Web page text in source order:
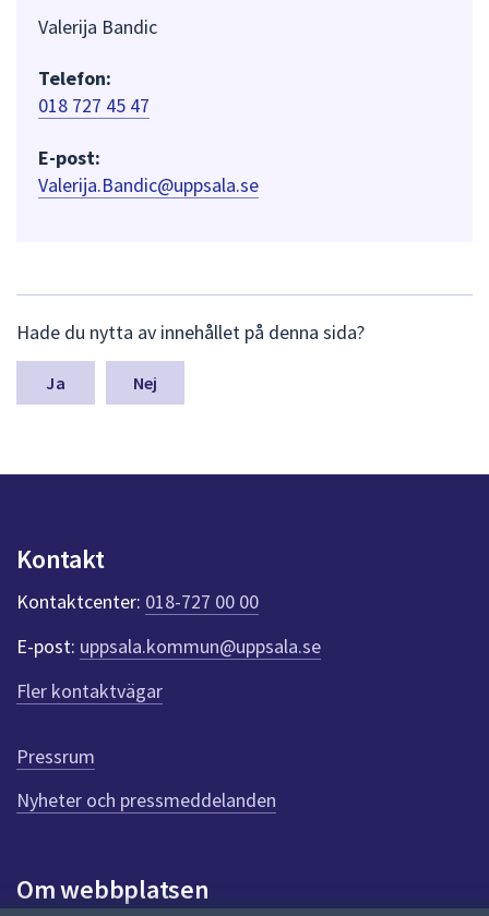
Valerija Bandic
Telefon:
018 727 45 47
E-post:
Valerija.Bandic@uppsala.se
ä
m
a
n
k
e
r
f
ö
r
e
n
n
a
d
a
Hade du nytta av innehållet på denna sida?
Nej
Kontakt
Kontaktcenter: 018-727 00 00
E-post: uppsala.kommun@uppsala.se
Fler kontaktvägar
Pressrum
Nyheter och pressmeddelanden
Om webbplatsen